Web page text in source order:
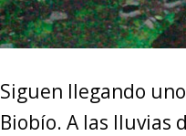
Siguen llegando
Biobío. A las lluvias